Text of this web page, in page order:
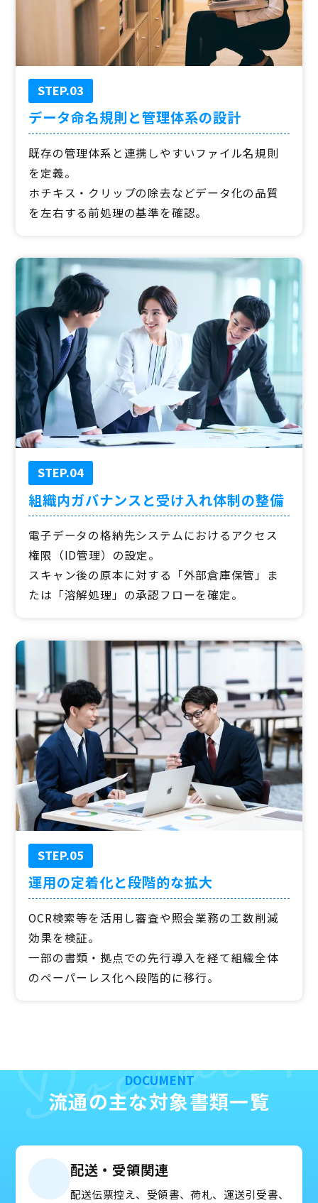
STEP.03
データ命名規則と管理体系の設計
既存の管理体系と連携しやすいファイル名規則
を定義。
ホチキス・クリップの除去などデータ化の品質
を左右する前処理の基準を確認。
STEP.04
組織内ガバナンスと受け入れ体制の整備
電子データの格納先システムにおけるアクセス
権限（ID管理）の設定。
スキャン後の原本に対する「外部倉庫保管」ま
たは「溶解処理」の承認フローを確定。
STEP.05
運用の定着化と段階的な拡大
OCR検索等を活用し審査や照会業務の工数削減
効果を検証。
一部の書類・拠点での先行導入を経て組織全体
のペーパーレス化へ段階的に移行。
DOCUMENT
流通の主な対象書類一覧
Document
配送・受領関連
配送伝票控え、受領書、荷札、運送引受書、